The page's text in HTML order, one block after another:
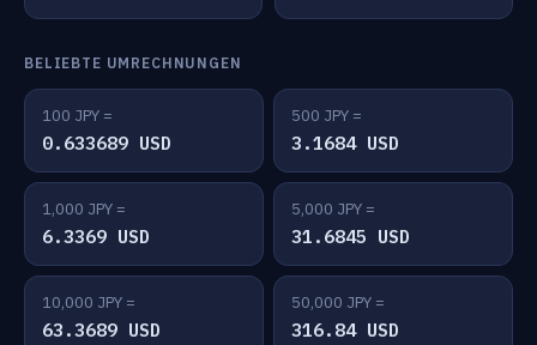
BELIEBTE UMRECHNUNGEN
100 JPY =
0.633689 USD
500 JPY =
3.1684 USD
1,000 JPY =
6.3369 USD
5,000 JPY =
31.6845 USD
10,000 JPY =
63.3689 USD
50,000 JPY =
316.84 USD